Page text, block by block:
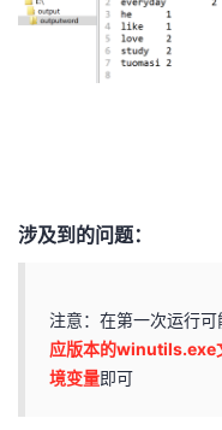
涉及到的问题：
注意：在第一次运行
应版本的winutils.exe
境变量即可